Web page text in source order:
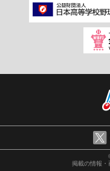
掲載の情報・